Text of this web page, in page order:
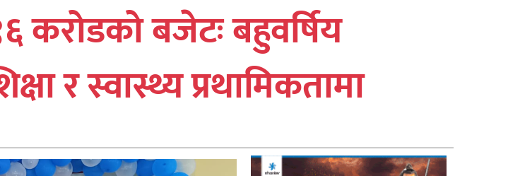
करोडको बजेटः बहुवर्षिय
र स्वास्थ्य प्रथामिकतामा